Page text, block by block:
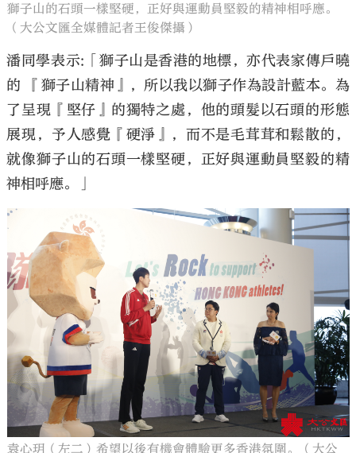
獅子山的石頭一樣堅硬，正好與運動員堅毅的精神相呼應。
（大公文匯全媒體記者王俊傑攝）
潘同學表示:「獅子山是香港的地標，亦代表家傳戶曉
的 『獅子山精神』，所以我以獅子作為設計藍本。為
了呈現『堅仔』的獨特之處，他的頭髮以石頭的形態
展現，予人感覺『硬淨』，而不是毛茸茸和鬆散的，
就像獅子山的石頭一樣堅硬，正好與運動員堅毅的精
神相呼應。」
袁心玥（左二）希望以後有機會體驗更多香港氛圍。（大公